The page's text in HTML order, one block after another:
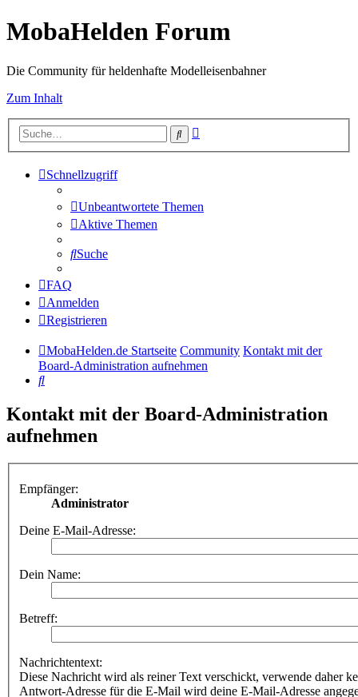
MobaHelden Forum
Die Community für heldenhafte Modelleisenbahner
Zum Inhalt
Suche
Schnellzugriff
Unbeantwortete Themen
Aktive Themen
Suche
FAQ
Anmelden
Registrieren
MobaHelden.de Startseite Community Kontakt mit der
Board-Administration aufnehmen
Suche
Kontakt mit der Board-Administration
aufnehmen
Empfänger:
Administrator
Deine E-Mail-Adresse:
Dein Name:
Betreff:
Nachrichtentext:
Diese Nachricht wird als reiner Text verschickt, verwende daher
Antwort-Adresse für die E-Mail wird deine E-Mail-Adresse